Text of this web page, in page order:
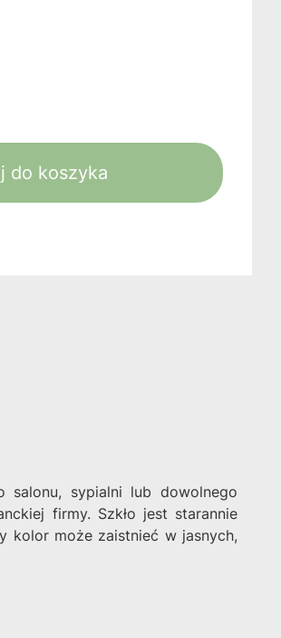
do koszyka
salonu, sypialni lub dowolnego
firmy. Szkło jest starannie
kolor może zaistnieć w jasnych,